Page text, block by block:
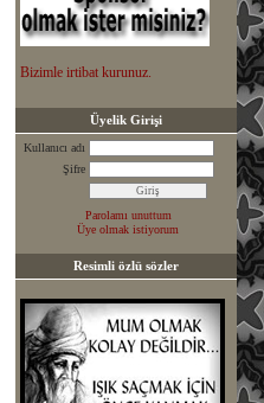
Bizimle irtibat kurunuz.
Üyelik Girişi
Kullanıcı adı
Şifre
Parolamı unuttum
Üye olmak istiyorum
Resimli özlü sözler